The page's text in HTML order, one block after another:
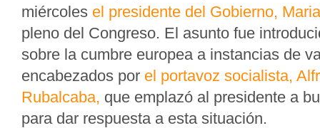
miércoles el presidente del Gobierno,
pleno del Congreso. El asunto fue
sobre la cumbre europea a instancias de
encabezados por el portavoz socialista,
Rubalcaba, que emplazó al presidente a
para dar respuesta a esta situación.